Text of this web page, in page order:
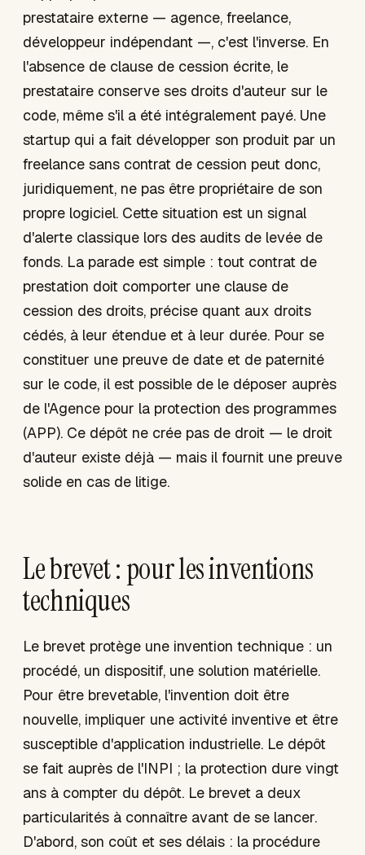
prestataire externe — agence, freelance,
développeur indépendant —, c'est l'inverse. En
l'absence de clause de cession écrite, le
prestataire conserve ses droits d'auteur sur le
code, même s'il a été intégralement payé. Une
startup qui a fait développer son produit par un
freelance sans contrat de cession peut donc,
juridiquement, ne pas être propriétaire de son
propre logiciel. Cette situation est un signal
d'alerte classique lors des audits de levée de
fonds. La parade est simple : tout contrat de
prestation doit comporter une clause de
cession des droits, précise quant aux droits
cédés, à leur étendue et à leur durée. Pour se
constituer une preuve de date et de paternité
sur le code, il est possible de le déposer auprès
de l'Agence pour la protection des programmes
(APP). Ce dépôt ne crée pas de droit — le droit
d'auteur existe déjà — mais il fournit une preuve
solide en cas de litige.
Le brevet : pour les inventions
techniques
Le brevet protège une invention technique : un
procédé, un dispositif, une solution matérielle.
Pour être brevetable, l'invention doit être
nouvelle, impliquer une activité inventive et être
susceptible d'application industrielle. Le dépôt
se fait auprès de l'INPI ; la protection dure vingt
ans à compter du dépôt. Le brevet a deux
particularités à connaître avant de se lancer.
D'abord, son coût et ses délais : la procédure